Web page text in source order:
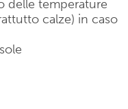
delle temperature
calze) in caso